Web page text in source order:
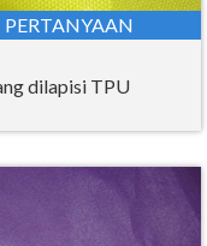
PERTANYAAN
dilapisi TPU